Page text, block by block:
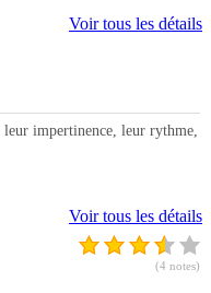
Voir tous les détails
leur impertinence, leur rythme,
Voir tous les détails
(4 notes)